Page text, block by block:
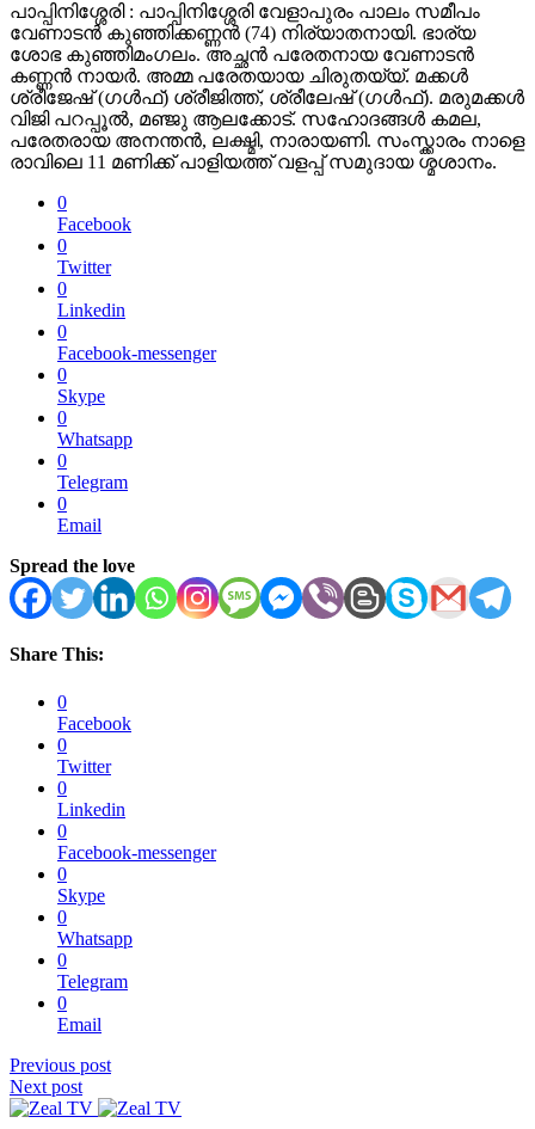
പാപ്പിനിശ്ശേരി : പാപ്പിനിശ്ശേരി വേളാപുരം പാലം സമീപം
വേണാടൻ കുഞ്ഞിക്കണ്ണൻ (74) നിര്യാതനായി. ഭാര്യ
ശോഭ കുഞ്ഞിമംഗലം. അച്ഛൻ പരേതനായ വേണാടൻ
കണ്ണൻ നായർ. അമ്മ പരേതയായ ചിരുതയ്യ്. മക്കൾ
ശ്രീജേഷ് (ഗൾഫ്) ശ്രീജിത്ത്, ശ്രീലേഷ് (ഗൾഫ്). മരുമക്കൾ
വിജി പറപ്പൂൽ, മഞ്ജു ആലക്കോട്. സഹോദങ്ങൾ കമല,
പരേതരായ അനന്തൻ, ലക്ഷ്മി, നാരായണി. സംസ്ക്കാരം നാളെ
രാവിലെ 11 മണിക്ക് പാളിയത്ത് വളപ്പ് സമുദായ ശ്മശാനം.
0
Facebook
0
Twitter
0
Linkedin
0
Facebook-messenger
0
Skype
0
Whatsapp
0
Telegram
0
Email
Spread the love
Share This:
0
Facebook
0
Twitter
0
Linkedin
0
Facebook-messenger
0
Skype
0
Whatsapp
0
Telegram
0
Email
Previous post
Next post